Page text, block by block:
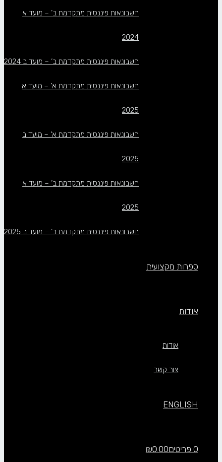
חשבונאות פיננסית מתקדמת ב’ – מועד א
2024
חשבונאות פיננסית מתקדמת ב’ – מועד ב 2024
חשבונאות פיננסית מתקדמת א’ – מועד א
2025
חשבונאות פיננסית מתקדמת א’ – מועד ב
2025
חשבונאות פיננסית מתקדמת ב’ – מועד א
2025
חשבונאות פיננסית מתקדמת ב’ – מועד ב 2025
ספרות מקצועית
אודות
אודות
צור קשר
ENGLISH
0 פריטים ₪0.00